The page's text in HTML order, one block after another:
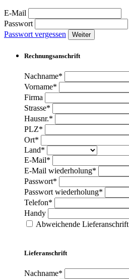
E-Mail
Passwort
Passwort vergessen
Weiter
Rechnungsanschrift
Nachname*
Vorname*
Firma
Strasse*
Hausnr.*
PLZ*
Ort*
Land*
E-Mail*
E-Mail wiederholung*
Passwort*
Passwort wiederholung*
Telefon*
Handy
Abweichende Lieferanschrift
Lieferanschrift
Nachname*